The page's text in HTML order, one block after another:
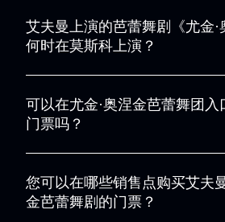
厅上演，这是首都的主要舞台之一，每
适并欣赏舞台上正在发生的壮丽景色。
艾夫曼上演的芭蕾舞剧《尤金·
何时在莫斯科上演？
月 28 日在莫斯科上演。赶快在剧院巡
品吧。
可以在尤金·奥涅金芭蕾舞团入
门票吗？
蕾舞团。您可以将其打印出来或显示在
您可以在哪些销售点购买艾夫
金芭蕾舞剧的门票？